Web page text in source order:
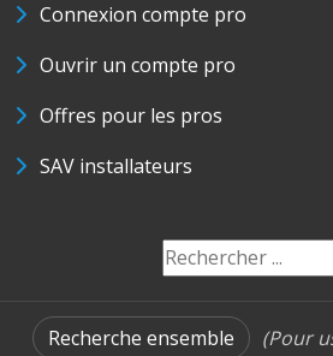
Connexion compte pro
Ouvrir un compte pro
Offres pour les pros
SAV installateurs
Recherche ensemble (Pour